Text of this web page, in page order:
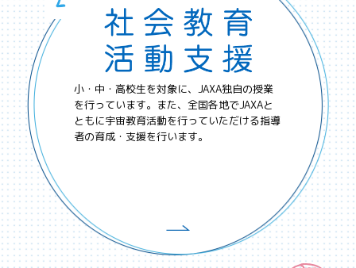
小・中・高校生を対象に、JAXA独自の授業
を行っています。また、全国各地でJAXAと
ともに宇宙教育活動を行っていただける指導
者の育成・支援を行います。